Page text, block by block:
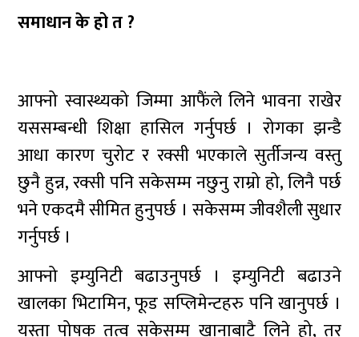
समाधान के हो त ?
आफ्नो स्वास्थ्यको जिम्मा आफैंले लिने भावना राखेर
यससम्बन्धी शिक्षा हासिल गर्नुपर्छ । रोगका झन्डै
आधा कारण चुरोट र रक्सी भएकाले सुर्तीजन्य वस्तु
छुनै हुन्न, रक्सी पनि सकेसम्म नछुनु राम्रो हो, लिनै पर्छ
भने एकदमै सीमित हुनुपर्छ । सकेसम्म जीवशैली सुधार
गर्नुपर्छ ।
आफ्नो इम्युनिटी बढाउनुपर्छ । इम्युनिटी बढाउने
खालका भिटामिन, फूड सप्लिमेन्टहरु पनि खानुपर्छ ।